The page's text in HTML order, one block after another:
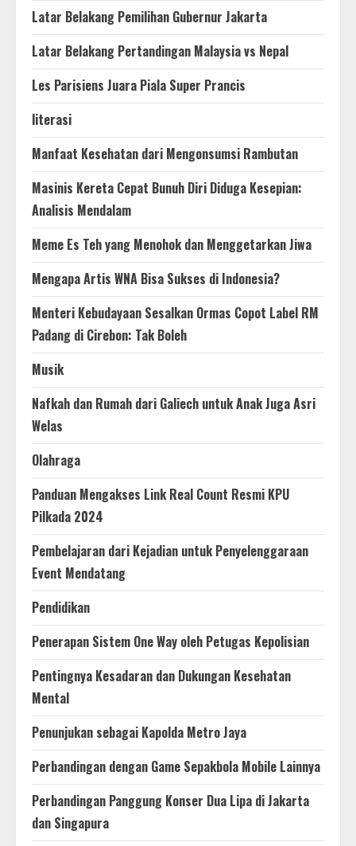
Latar Belakang Pemilihan Gubernur Jakarta
Latar Belakang Pertandingan Malaysia vs Nepal
Les Parisiens Juara Piala Super Prancis
literasi
Manfaat Kesehatan dari Mengonsumsi Rambutan
Masinis Kereta Cepat Bunuh Diri Diduga Kesepian:
Analisis Mendalam
Meme Es Teh yang Menohok dan Menggetarkan Jiwa
Mengapa Artis WNA Bisa Sukses di Indonesia?
Menteri Kebudayaan Sesalkan Ormas Copot Label RM
Padang di Cirebon: Tak Boleh
Musik
Nafkah dan Rumah dari Galiech untuk Anak Juga Asri
Welas
Olahraga
Panduan Mengakses Link Real Count Resmi KPU
Pilkada 2024
Pembelajaran dari Kejadian untuk Penyelenggaraan
Event Mendatang
Pendidikan
Penerapan Sistem One Way oleh Petugas Kepolisian
Pentingnya Kesadaran dan Dukungan Kesehatan
Mental
Penunjukan sebagai Kapolda Metro Jaya
Perbandingan dengan Game Sepakbola Mobile Lainnya
Perbandingan Panggung Konser Dua Lipa di Jakarta
dan Singapura